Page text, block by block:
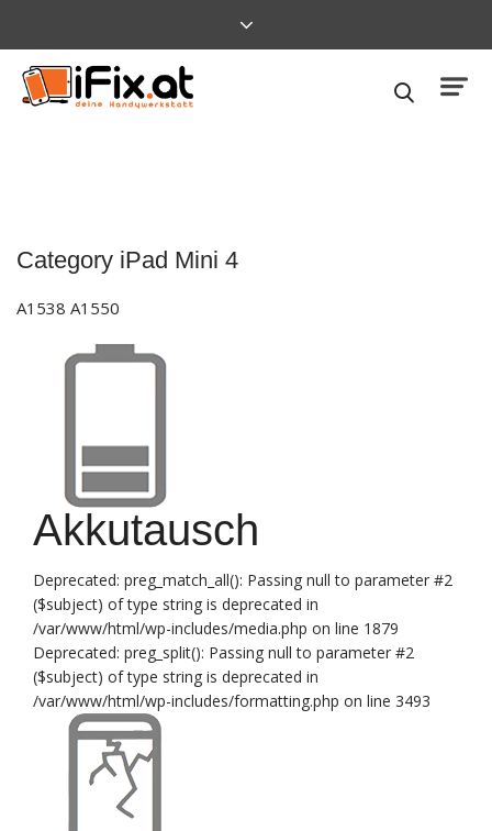
Category iPad Mini 4
A1538 A1550
Akkutausch
Deprecated: preg_match_all(): Passing null to parameter #2
($subject) of type string is deprecated in
/var/www/html/wp-includes/media.php on line 1879
Deprecated: preg_split(): Passing null to parameter #2
($subject) of type string is deprecated in
/var/www/html/wp-includes/formatting.php on line 3493